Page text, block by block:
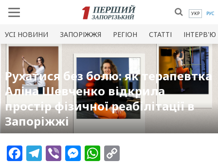
УКР РУС
УСI НОВИНИ ЗАПОРІЖЖЯ РЕГІОН СТАТТІ ІНТЕРВ'Ю
Рухатися без болю: як терапевтка
Алiна Шевченко відкрила
простір фізичної реабілітації в
Запоріжжі
Facebook
Telegram
ViberMessenger
WhatsApp